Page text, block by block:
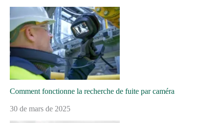
Comment fonctionne la recherche de fuite par caméra
30 de mars de 2025